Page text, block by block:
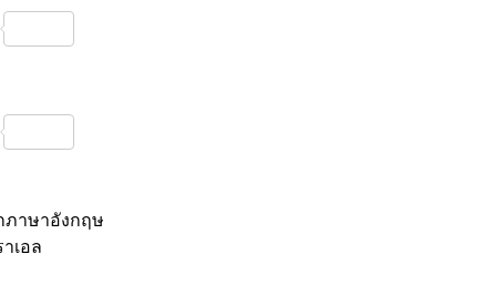
ภาษาอังกฤษ
เอล